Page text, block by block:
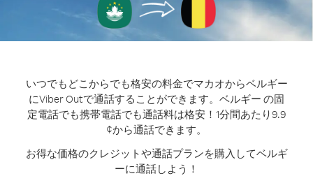
いつでもどこからでも格安の料金でマカオからベルギー
にViber Outで通話することができます。 ベルギー の固
定電話でも携帯電話でも通話料は格安！1分間あたり9.9
¢から通話できます。
お得な価格のクレジットや通話プランを購入してベルギ
ーに通話しよう！